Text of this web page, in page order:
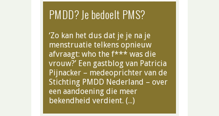
PMDD? Je bedoelt PMS?
‘Zo kan het dus dat je je na je
menstruatie telkens opnieuw
afvraagt: who the f*** was die
vrouw?’ Een gastblog van Patricia
Pijnacker – medeoprichter van de
Stichting PMDD Nederland – over
een aandoening die meer
bekendheid verdient. (…)